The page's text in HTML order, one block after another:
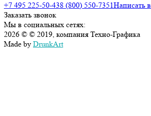
+7 495 225-50-438 (800) 550-7351Написать в
Заказать звонок
Мы в социальных сетях:
2026 © © 2019, компания Техно-Графика
Made by DrunkArt